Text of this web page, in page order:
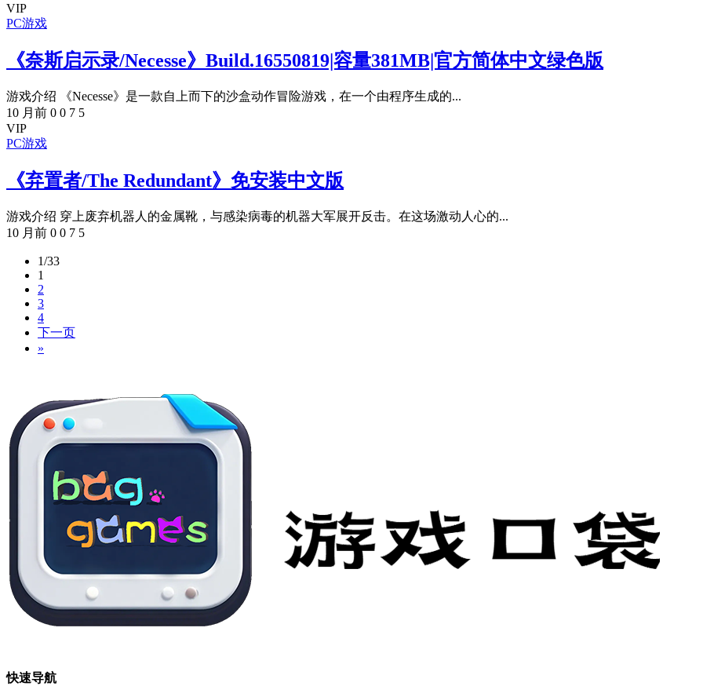
VIP
PC游戏
《奈斯启示录/Necesse》Build.16550819|容量381MB|官方简体中文绿色版
游戏介绍 《Necesse》是一款自上而下的沙盒动作冒险游戏，在一个由程序生成的...
10 月前 0 0 7 5
VIP
PC游戏
《弃置者/The Redundant》免安装中文版
游戏介绍 穿上废弃机器人的金属靴，与感染病毒的机器大军展开反击。在这场激动人心的...
10 月前 0 0 7 5
1/33
1
2
3
4
下一页
»
快速导航